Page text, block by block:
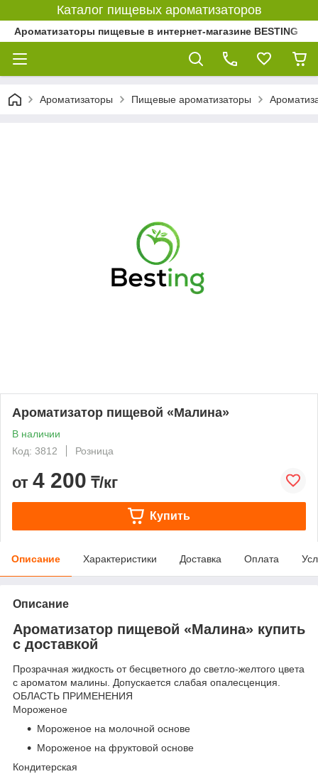
Каталог пищевых ароматизаторов
Ароматизаторы пищевые в интернет-магазине BESTING
Ароматизаторы Пищевые ароматизаторы
Ароматизатор пищевой «Малина»
В наличии
Код: 3812
Розница
от 4 200 ₸/кг
Купить
Описание Характеристики Доставка Оплата
Описание
Ароматизатор пищевой «Малина» купить
с доставкой
Прозрачная жидкость от бесцветного до светло-желтого цвета
с ароматом малины. Допускается слабая опалесценция.
ОБЛАСТЬ ПРИМЕНЕНИЯ
Мороженое
Мороженое на молочной основе
Мороженое на фруктовой основе
Кондитерская